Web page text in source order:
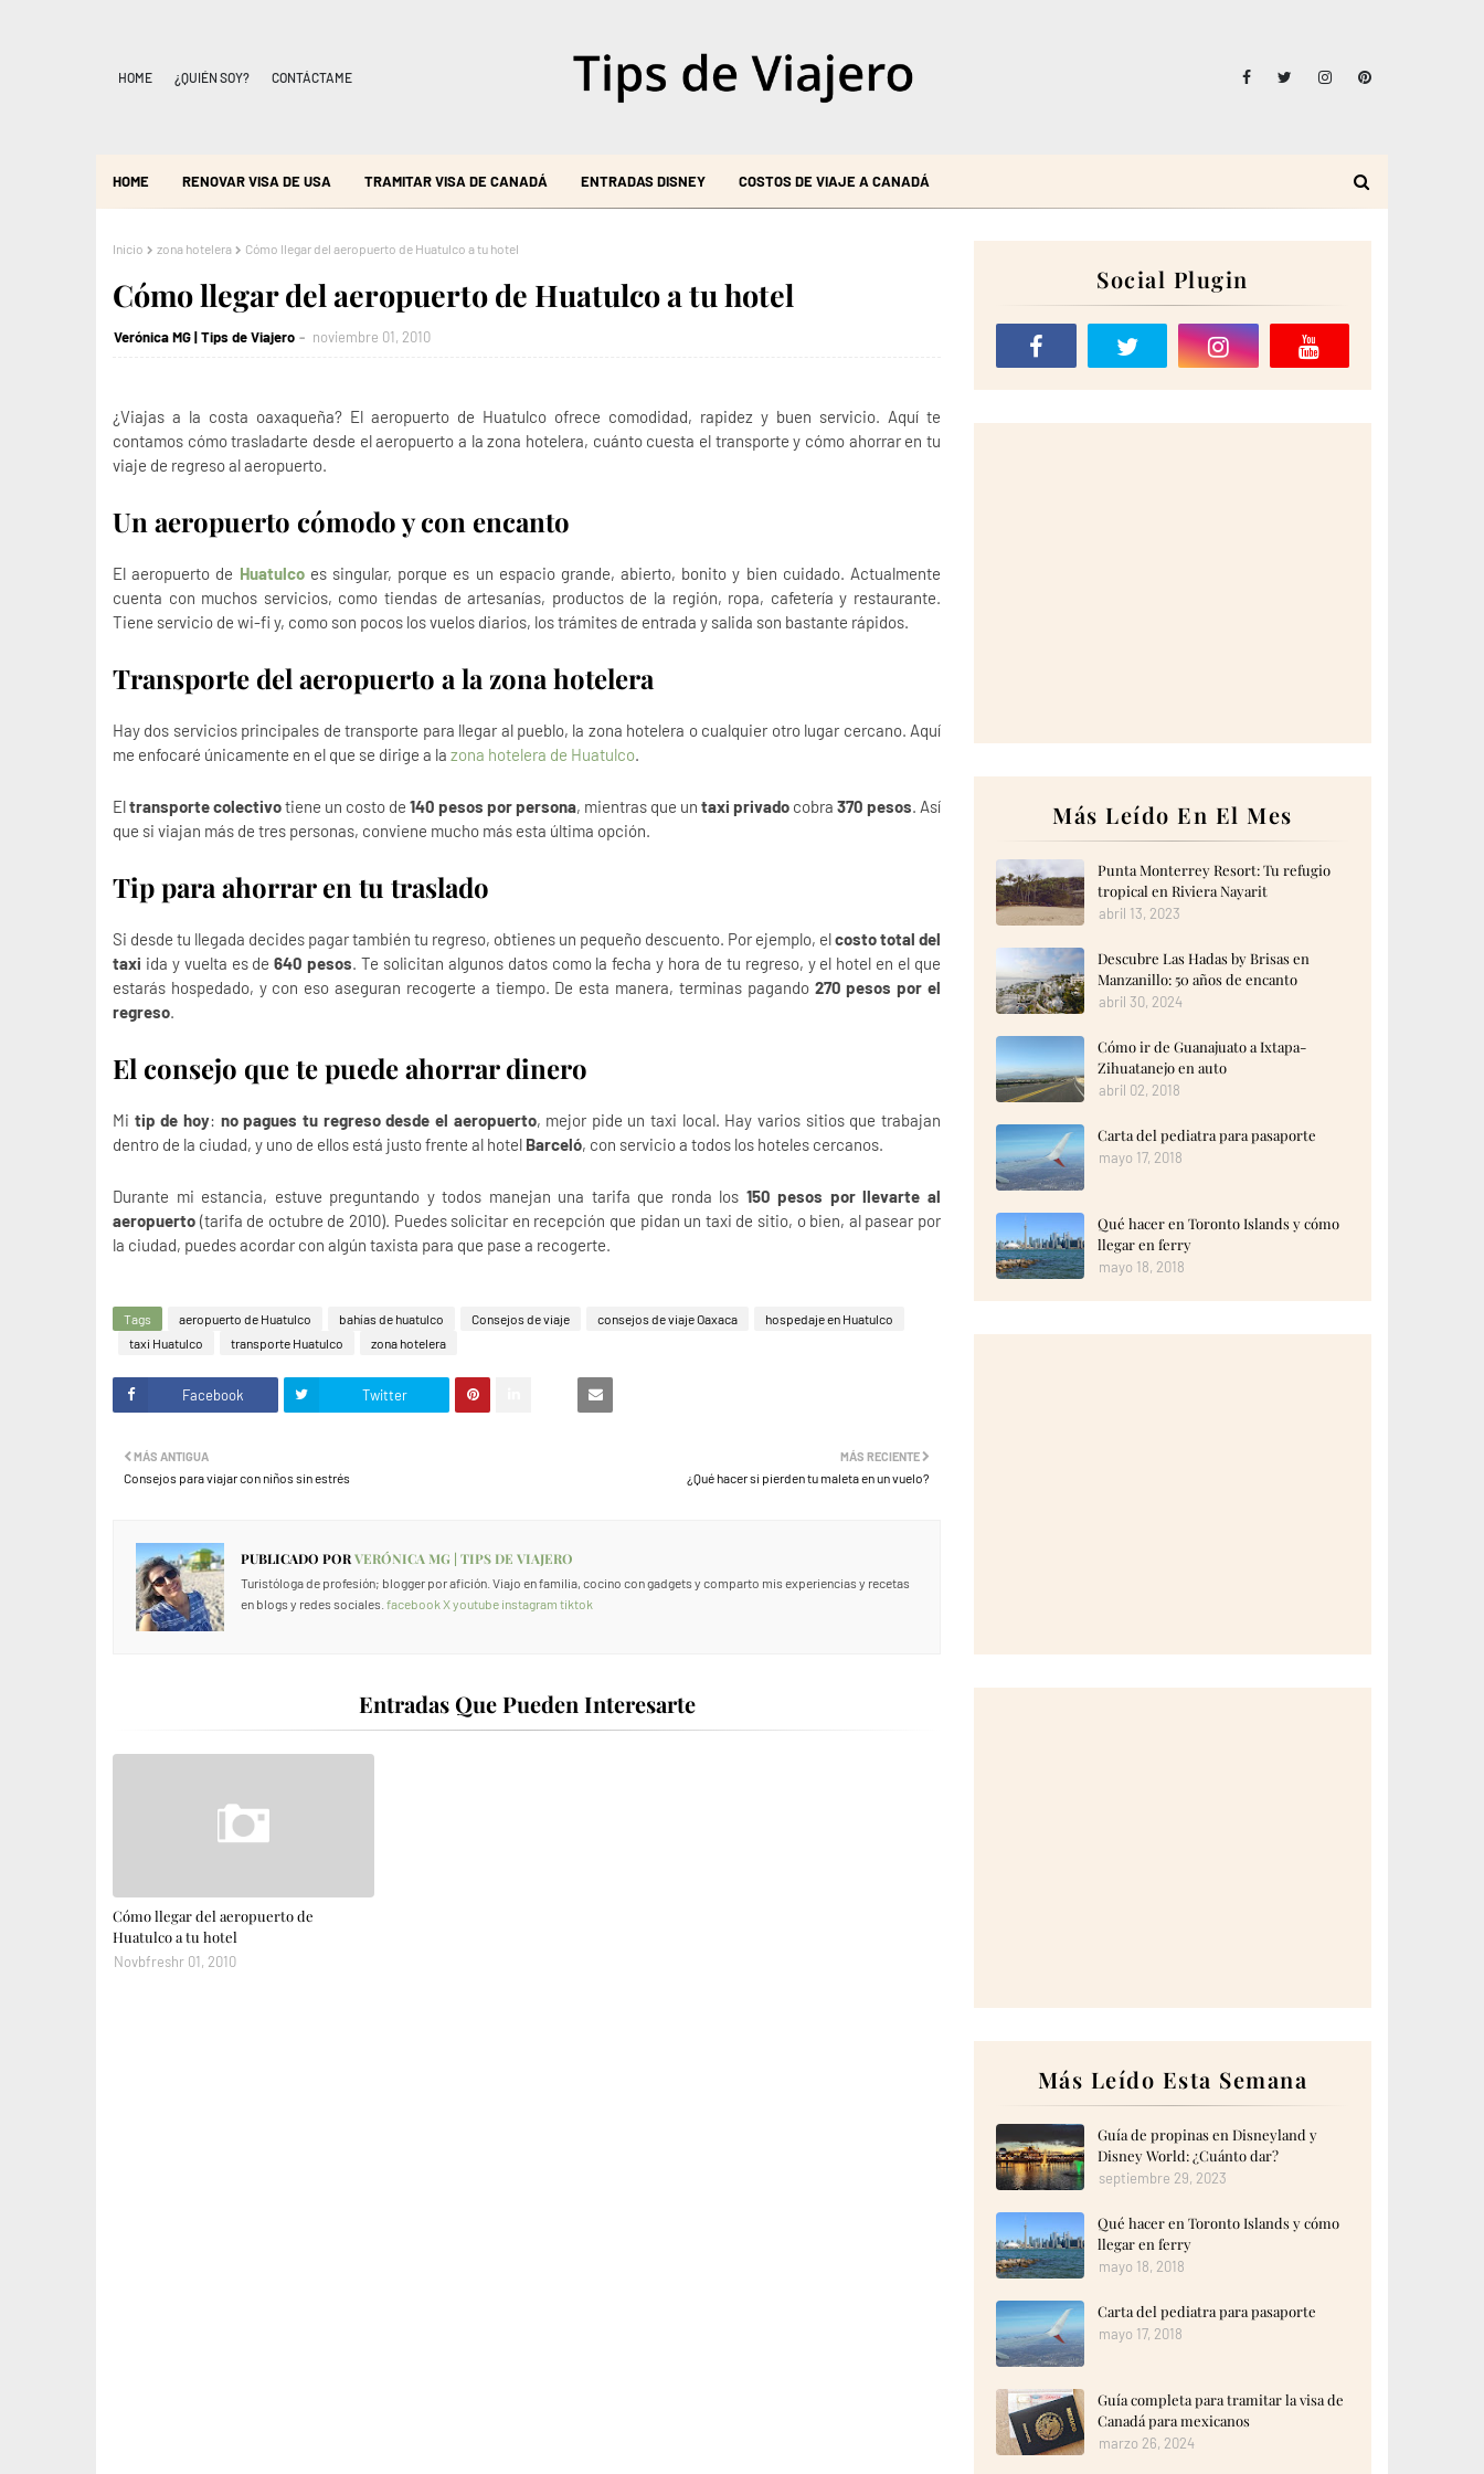
HOME ¿QUIÉN SOY? CONTÁCTAME
HOME RENOVAR VISA DE USA TRAMITAR VISA DE CANADÁ ENTRADAS DISNEY COSTOS DE VIAJE A CANADÁ
Inicio zona hotelera Cómo llegar del aeropuerto de Huatulco a tu hotel
Cómo llegar del aeropuerto de Huatulco a tu hotel
Verónica MG | Tips de Viajero noviembre 01, 2010
¿Viajas a la costa oaxaqueña? El aeropuerto de Huatulco ofrece comodidad, rapidez y buen servicio. Aquí te
contamos cómo trasladarte desde el aeropuerto a la zona hotelera, cuánto cuesta el transporte y cómo ahorrar en tu
viaje de regreso al aeropuerto.
Un aeropuerto cómodo y con encanto
El aeropuerto de Huatulcoes singular, porque es un espacio grande, abierto, bonito y bien cuidado. Actualmente
cuenta con muchos servicios, como tiendas de artesanías, productos de la región, ropa, cafetería y restaurante.
Tiene servicio de wi-fi y, como son pocos los vuelos diarios, los trámites de entrada y salida son bastante rápidos.
Transporte del aeropuerto a la zona hotelera
Hay dos servicios principales de transporte para llegar al pueblo, la zona hotelera o cualquier otro lugar cercano. Aquí
me enfocaré únicamente en el que se dirige a la zona hotelera de Huatulco.
Eltransporte colectivotiene un costo de 140 pesos por persona, mientras que un taxi privado cobra 370 pesos. Así
que si viajan más de tres personas, conviene mucho más esta última opción.
Tip para ahorrar en tu traslado
Si desde tu llegada decides pagar también tu regreso, obtienes un pequeño descuento. Por ejemplo, elcosto total del
taxi ida y vuelta es de640 pesos. Te solicitan algunos datos como la fecha y hora de tu regreso, y el hotel en el que
estarás hospedado, y con eso aseguran recogerte a tiempo. De esta manera, terminas pagando 270 pesos por el
regreso.
El consejo que te puede ahorrar dinero
Mi tip de hoy: no pagues tu regreso desde el aeropuerto, mejor pide un taxi local. Hay varios sitios que trabajan
dentro de la ciudad, y uno de ellos está justo frente al hotel Barceló, con servicio a todos los hoteles cercanos.
Durante mi estancia, estuve preguntando y todos manejan una tarifa que ronda los 150 pesos por llevarte al
aeropuerto (tarifa de octubre de 2010). Puedes solicitar en recepción que pidan un taxi de sitio, o bien, al pasear por
la ciudad, puedes acordar con algún taxista para que pase a recogerte.
Tags aeropuerto de Huatulco bahías de huatulco Consejos de viaje consejos de viaje Oaxaca
hospedaje en Huatulco
taxi Huatulco
transporte Huatulco zona hotelera
Facebook Twitter
MÁS RECIENTE
¿Qué hacer si pierden tu maleta en un vuelo?
MÁS ANTIGUA
Consejos para viajar con niños sin estrés
PUBLICADO PORVERÓNICA MG | TIPS DE VIAJERO
Turistóloga de profesión; blogger por afición. Viajo en familia, cocino con gadgets y comparto mis experiencias y recetas
en blogs y redes sociales. facebook Xyoutube instagram tiktok
Entradas Que Pueden Interesarte
Cómo llegar del aeropuerto de
Huatulco a tu hotel
Novbfreshr 01, 2010
Social Plugin
Más Leído En El Mes
Punta Monterrey Resort: Tu refugio
tropical en Riviera Nayarit
abril 13, 2023
Descubre Las Hadas by Brisas en
Manzanillo: 50 años de encanto
abril 30, 2024
Cómo ir de Guanajuato a Ixtapa-
Zihuatanejo en auto
abril 02, 2018
Carta del pediatra para pasaporte
mayo 17, 2018
Qué hacer en Toronto Islands y cómo
llegar en ferry
mayo 18, 2018
Más Leído Esta Semana
Guía de propinas en Disneyland y
Disney World: ¿Cuánto dar?
septiembre 29, 2023
Qué hacer en Toronto Islands y cómo
llegar en ferry
mayo 18, 2018
Carta del pediatra para pasaporte
mayo 17, 2018
Guía completa para tramitar la visa de
Canadá para mexicanos
marzo 26, 2024